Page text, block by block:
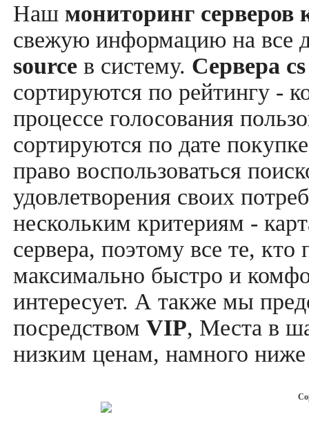
Наш мониторинг серверов
свежую информацию на все
source в систему. Сервера
сортируются по рейтингу -
процессе голосования
сортируются по дате
право воспользоваться
удовлетворения своих
нескольким критериям -
сервера, поэтому все те,
максимально быстро и
интересует. А также мы
посредством VIP, Места в
низким ценам, намного